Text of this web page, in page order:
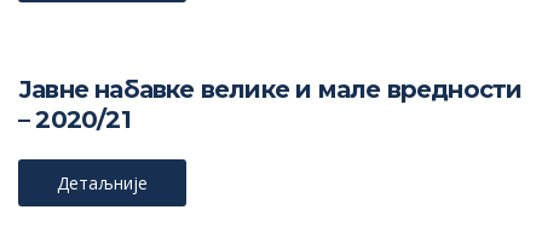
Јавне набавке велике и мале вредности
– 2020/21
Детаљније